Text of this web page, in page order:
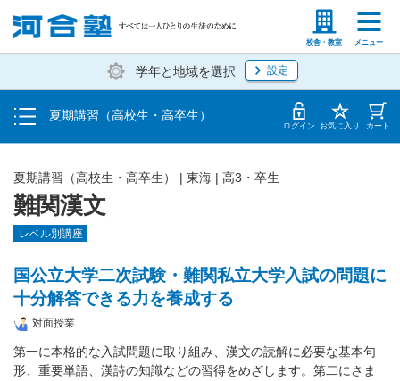
校舎・教室 メニュー
塾生の方 高等学校の先生
学年と地域を選択 設定
夏期講習（高校生・高卒生）
受講料・お申し込み方法
受講開始までの流れ
校舎・教室一覧 ログイン お気に入り カート
難関漢文
夏期講習（高校生・高卒生） | 東海 | 高3・卒生
レベル別講座
国公立大学二次試験・難関私立大学入試の問題に
十分解答できる力を養成する
対面授業
第一に本格的な入試問題に取り組み、漢文の読解に必要な基本句
形、重要単語、漢詩の知識などの習得をめざします。第二にさま